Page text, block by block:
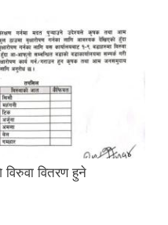
विरुवा वितरण हुने